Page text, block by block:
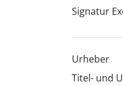
Signatur
Urheber
Titel- und